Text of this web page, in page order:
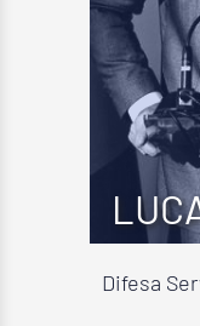
Difesa